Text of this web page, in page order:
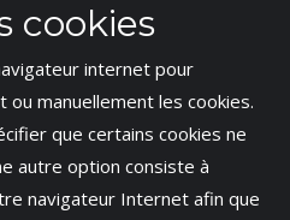
cookies
internet pour
manuellement les cookies.
que certains cookies ne
autre option consiste à
navigateur Internet afin que